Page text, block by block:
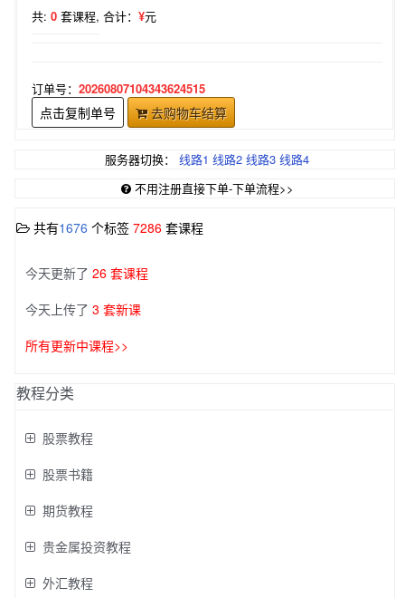
共: 0 套课程, 合计： ¥元
订单号： 20260807104343624515
点击复制单号 去购物车结算
服务器切换： 线路1 线路2 线路3 线路4
不用注册直接下单-下单流程>>
共有1676 个标签 7286 套课程
今天更新了 26 套课程
今天上传了 3 套新课
所有更新中课程>>
教程分类
股票教程
股票书籍
期货教程
贵金属投资教程
外汇教程